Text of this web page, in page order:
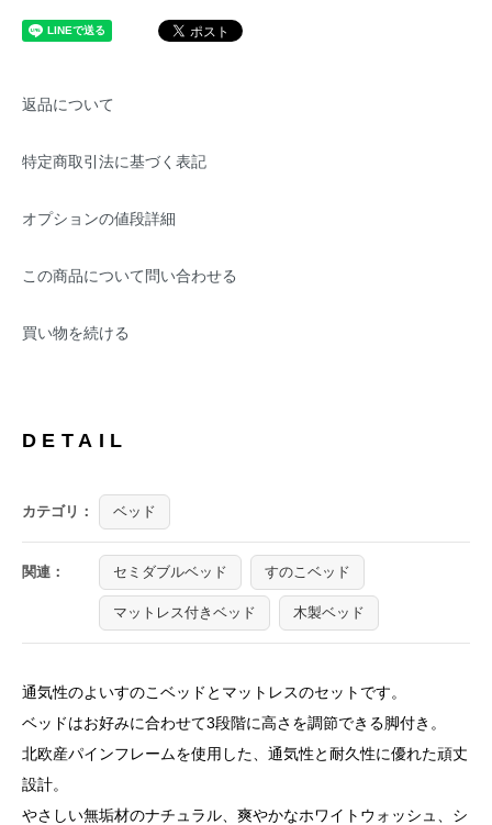
返品について
特定商取引法に基づく表記
オプションの値段詳細
この商品について問い合わせる
買い物を続ける
DETAIL
カテゴリ： ベッド
関連： セミダブルベッド すのこベッド
マットレス付きベッド 木製ベッド
通気性のよいすのこベッドとマットレスのセットです。
ベッドはお好みに合わせて3段階に高さを調節できる脚付き。
北欧産パインフレームを使用した、通気性と耐久性に優れた頑丈
設計。
やさしい無垢材のナチュラル、爽やかなホワイトウォッシュ、シ